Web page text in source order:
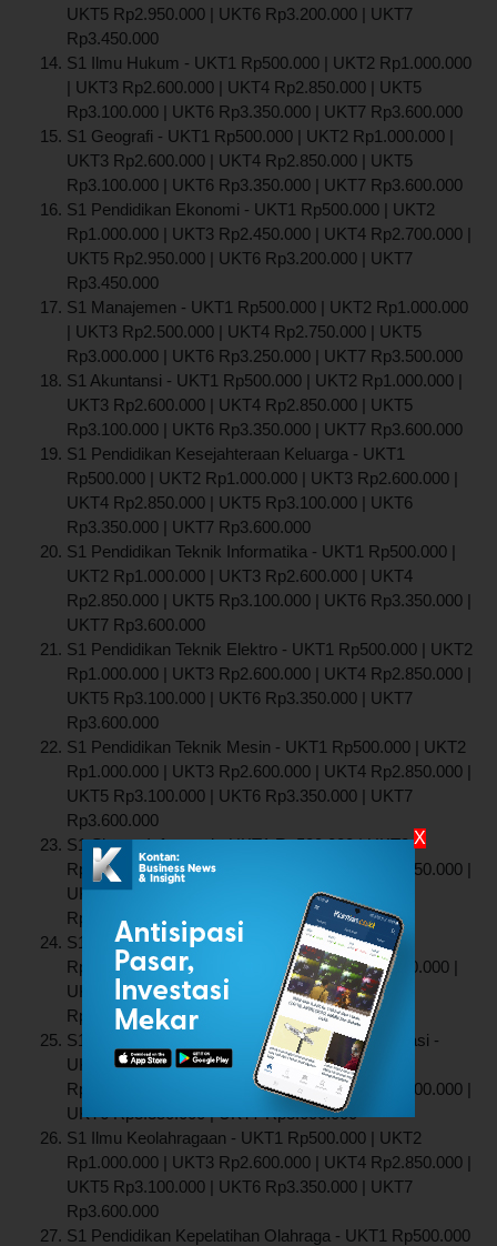
UKT5 Rp2.950.000 | UKT6 Rp3.200.000 | UKT7
Rp3.450.000
S1 Ilmu Hukum - UKT1 Rp500.000 | UKT2 Rp1.000.000
| UKT3 Rp2.600.000 | UKT4 Rp2.850.000 | UKT5
Rp3.100.000 | UKT6 Rp3.350.000 | UKT7 Rp3.600.000
S1 Geografi - UKT1 Rp500.000 | UKT2 Rp1.000.000 |
UKT3 Rp2.600.000 | UKT4 Rp2.850.000 | UKT5
Rp3.100.000 | UKT6 Rp3.350.000 | UKT7 Rp3.600.000
S1 Pendidikan Ekonomi - UKT1 Rp500.000 | UKT2
Rp1.000.000 | UKT3 Rp2.450.000 | UKT4 Rp2.700.000 |
UKT5 Rp2.950.000 | UKT6 Rp3.200.000 | UKT7
Rp3.450.000
S1 Manajemen - UKT1 Rp500.000 | UKT2 Rp1.000.000
| UKT3 Rp2.500.000 | UKT4 Rp2.750.000 | UKT5
Rp3.000.000 | UKT6 Rp3.250.000 | UKT7 Rp3.500.000
S1 Akuntansi - UKT1 Rp500.000 | UKT2 Rp1.000.000 |
UKT3 Rp2.600.000 | UKT4 Rp2.850.000 | UKT5
Rp3.100.000 | UKT6 Rp3.350.000 | UKT7 Rp3.600.000
S1 Pendidikan Kesejahteraan Keluarga - UKT1
Rp500.000 | UKT2 Rp1.000.000 | UKT3 Rp2.600.000 |
UKT4 Rp2.850.000 | UKT5 Rp3.100.000 | UKT6
Rp3.350.000 | UKT7 Rp3.600.000
S1 Pendidikan Teknik Informatika - UKT1 Rp500.000 |
UKT2 Rp1.000.000 | UKT3 Rp2.600.000 | UKT4
Rp2.850.000 | UKT5 Rp3.100.000 | UKT6 Rp3.350.000 |
UKT7 Rp3.600.000
S1 Pendidikan Teknik Elektro - UKT1 Rp500.000 | UKT2
Rp1.000.000 | UKT3 Rp2.600.000 | UKT4 Rp2.850.000 |
UKT5 Rp3.100.000 | UKT6 Rp3.350.000 | UKT7
Rp3.600.000
S1 Pendidikan Teknik Mesin - UKT1 Rp500.000 | UKT2
Rp1.000.000 | UKT3 Rp2.600.000 | UKT4 Rp2.850.000 |
UKT5 Rp3.100.000 | UKT6 Rp3.350.000 | UKT7
Rp3.600.000
S1 Sistem Informasi - UKT1 Rp500.000 | UKT2
Rp1.000.000 | UKT3 Rp2.600.000 | UKT4 Rp2.850.000 |
UKT5 Rp3.100.000 | UKT6 Rp3.350.000 | UKT7
Rp3.600.000
S1 Pendidikan Vokasional Seni Kuliner - UKT1
Rp500.000 | UKT2 Rp1.000.000 | UKT3 Rp2.600.000 |
UKT4 Rp2.850.000 | UKT5 Rp3.100.000 | UKT6
Rp3.350.000 | UKT7 Rp3.600.000
S1 Pendidikan Jasmani, Kesehatan, dan Rekreasi -
UKT1 Rp500.000 | UKT2 Rp1.000.000 | UKT3
Rp2.600.000 | UKT4 Rp2.850.000 | UKT5 Rp3.100.000 |
UKT6 Rp3.350.000 | UKT7 Rp3.600.000
S1 Ilmu Keolahragaan - UKT1 Rp500.000 | UKT2
Rp1.000.000 | UKT3 Rp2.600.000 | UKT4 Rp2.850.000 |
UKT5 Rp3.100.000 | UKT6 Rp3.350.000 | UKT7
Rp3.600.000
S1 Pendidikan Kepelatihan Olahraga - UKT1 Rp500.000
X